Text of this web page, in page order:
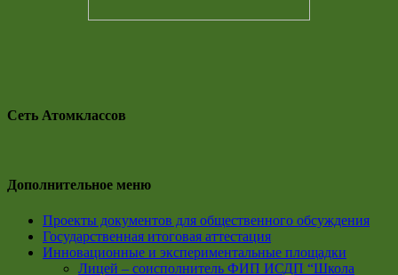
Сеть Атомклассов
Дополнительное меню
Проекты документов для общественного обсуждения
Государственная итоговая аттестация
Инновационные и экспериментальные площадки
Лицей – соисполнитель ФИП ИСДП “Школа